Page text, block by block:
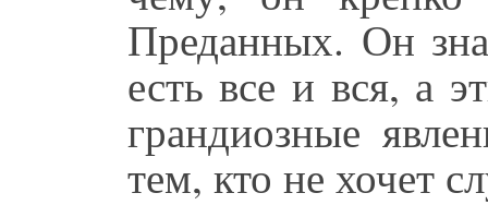
Преданных. Он
есть все и вся, а
грандиозные
тем, кто не хочет